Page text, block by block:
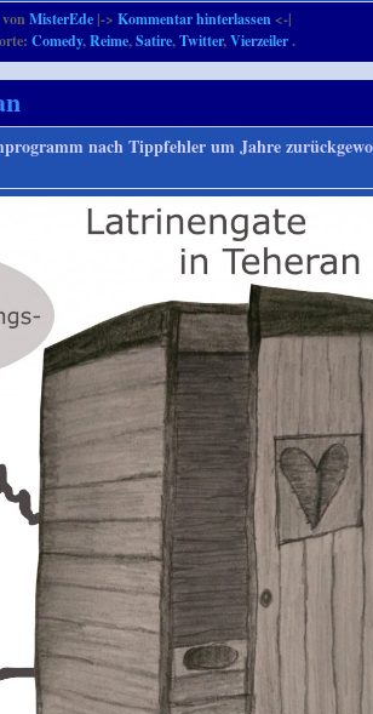
vonMisterEde |->Kommentar hinterlassen <-|
Comedy,Reime,Satire,Twitter,Vierzeiler.
nach Tippfehler um Jahre